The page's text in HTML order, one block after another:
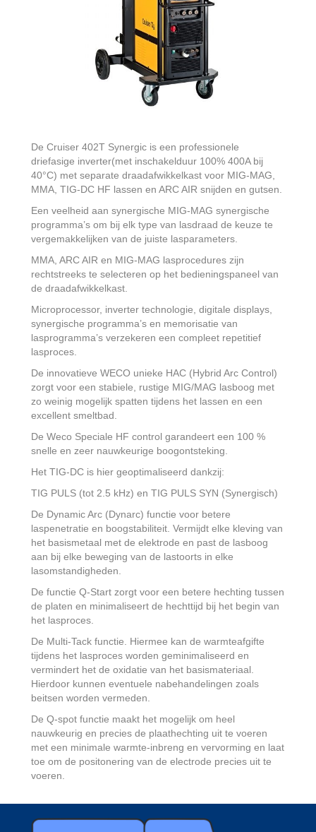
De Cruiser 402T Synergic is een professionele
driefasige inverter(met inschakelduur 100% 400A bij
40°C) met separate draadafwikkelkast voor MIG-MAG,
MMA, TIG-DC HF lassen en ARC AIR snijden en gutsen.
Een veelheid aan synergische MIG-MAG synergische
programma’s om bij elk type van lasdraad de keuze te
vergemakkelijken van de juiste lasparameters.
MMA, ARC AIR en MIG-MAG lasprocedures zijn
rechtstreeks te selecteren op het bedieningspaneel van
de draadafwikkelkast.
Microprocessor, inverter technologie, digitale displays,
synergische programma’s en memorisatie van
lasprogramma’s verzekeren een compleet repetitief
lasproces.
De innovatieve WECO unieke HAC (Hybrid Arc Control)
zorgt voor een stabiele, rustige MIG/MAG lasboog met
zo weinig mogelijk spatten tijdens het lassen en een
excellent smeltbad.
De Weco Speciale HF control garandeert een 100 %
snelle en zeer nauwkeurige boogontsteking.
Het TIG-DC is hier geoptimaliseerd dankzij:
TIG PULS (tot 2.5 kHz) en TIG PULS SYN (Synergisch)
De Dynamic Arc (Dynarc) functie voor betere
laspenetratie en boogstabiliteit. Vermijdt elke kleving van
het basismetaal met de elektrode en past de lasboog
aan bij elke beweging van de lastoorts in elke
lasomstandigheden.
De functie Q-Start zorgt voor een betere hechting tussen
de platen en minimaliseert de hechttijd bij het begin van
het lasproces.
De Multi-Tack functie. Hiermee kan de warmteafgifte
tijdens het lasproces worden geminimaliseerd en
vermindert het de oxidatie van het basismateriaal.
Hierdoor kunnen eventuele nabehandelingen zoals
beitsen worden vermeden.
De Q-spot functie maakt het mogelijk om heel
nauwkeurig en precies de plaathechting uit te voeren
met een minimale warmte-inbreng en vervorming en laat
toe om de positonering van de electrode precies uit te
voeren.